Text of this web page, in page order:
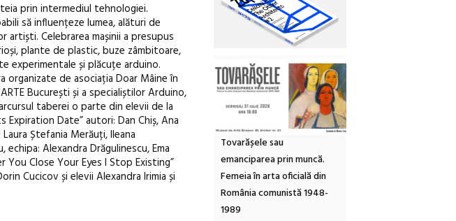
prin intermediul tehnologiei.
să influențeze lumea, alături de
Celebrarea mașinii a presupus
plante de plastic, buze zâmbitoare,
experimentale și plăcuțe arduino.
de asociația Doar Mâine în
București și a specialiștilor Arduino,
taberei o parte din elevii de la
Date” autori: Dan Chiș, Ana
Ștefania Merăuți, Ileana
Alexandra Drăgulinescu, Ema
You Close Your Eyes I Stop Existing”
Cucicov și elevii Alexandra Irimia și
Tovarășele sau
emanciparea prin muncă.
Femeia în arta oficială din
România comunistă 1948-
1989